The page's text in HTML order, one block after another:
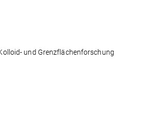
und Grenzflächenforschung